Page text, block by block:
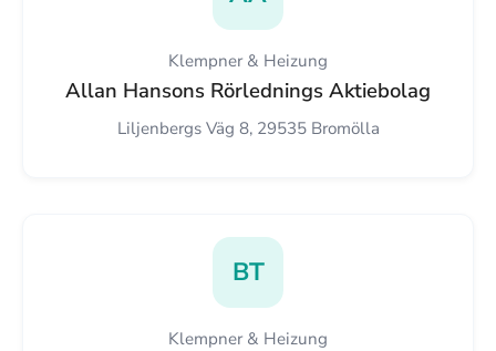
Klempner & Heizung
Allan Hansons Rörlednings Aktiebolag
Liljenbergs Väg 8, 29535 Bromölla
BT
Klempner & Heizung